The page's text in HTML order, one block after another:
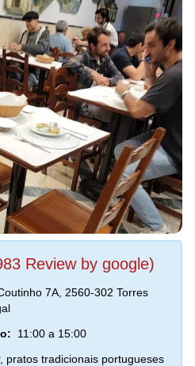
Review by google)
7A, 2560-302 Torres
11:00 a 15:00
pratos tradicionais portugueses